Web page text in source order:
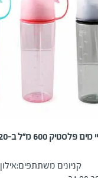
קניונים משתתפים:אילון